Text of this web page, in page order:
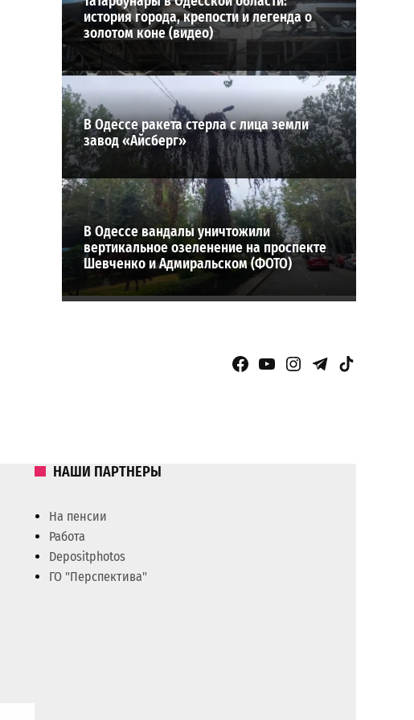
история города, крепости и легенда о
золотом коне (видео)
В Одессе ракета стерла с лица земли
завод «Айсберг»
В Одессе вандалы уничтожили
вертикальное озеленение на проспекте
Шевченко и Адмиральском (ФОТО)
Facebook Page
YouTubeInstagram
Telegram
TikTok
НАШИ ПАРТНЕРЫ
На пенсии
Работа
Depositphotos
ГО "Перспектива"